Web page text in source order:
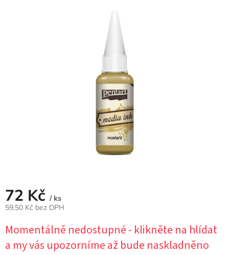
72 Kč / ks
59,50 Kč bez DPH
cena:
Momentálně nedostupné - klikněte na hlídat
a my vás upozorníme až bude naskladněno